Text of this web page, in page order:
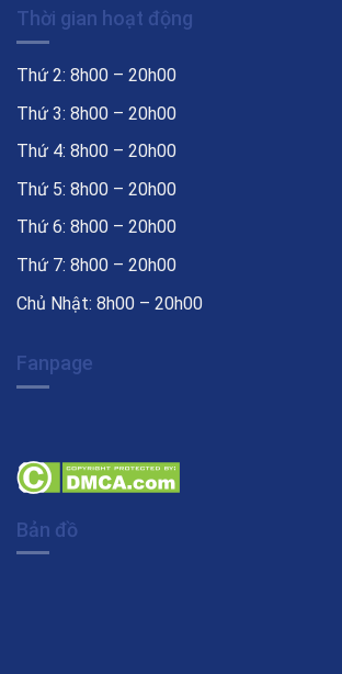
Thời gian hoạt động
Thứ 2: 8h00 – 20h00
Thứ 3: 8h00 – 20h00
Thứ 4: 8h00 – 20h00
Thứ 5: 8h00 – 20h00
Thứ 6: 8h00 – 20h00
Thứ 7: 8h00 – 20h00
Chủ Nhật: 8h00 – 20h00
Fanpage
Bản đồ